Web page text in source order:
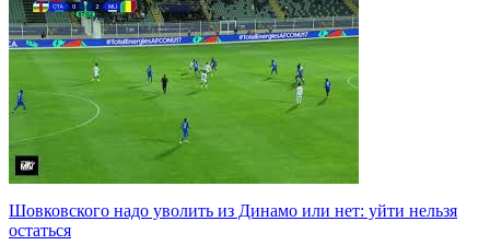
Шовковского надо уволить из Динамо или нет: уйти нельзя
остаться